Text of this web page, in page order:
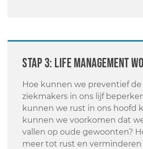
STAP 3: Life Management
Hoe kunnen we preventief
ziekmakers in ons lijf
kunnen we rust in ons hoofd
kunnen we voorkomen dat
vallen op oude gewoonten?
meer tot rust en